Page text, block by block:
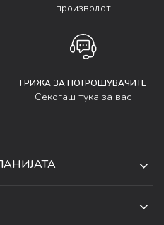
производот
ГРИЖА ЗА ПОТРОШУВАЧИТЕ
Секогаш тука за вас